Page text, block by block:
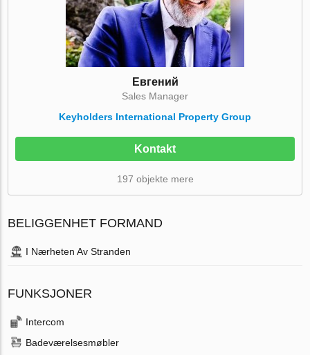
Евгений
Sales Manager
Keyholders International Property Group
Kontakt
197 objekte mere
BELIGGENHET FORMAND
I Nærheten Av Stranden
FUNKSJONER
Intercom
Badeværelsesmøbler